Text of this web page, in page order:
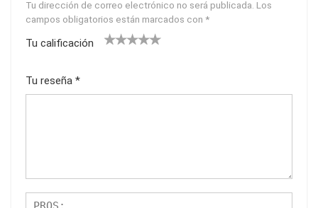
Tu dirección de correo electrónico no será publicada. Los
campos obligatorios están marcados con *
Tu calificación
Tu reseña *